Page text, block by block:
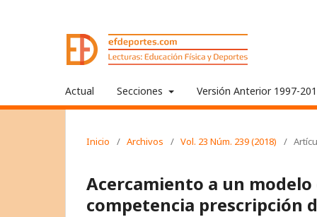
Actual Secciones Versión Anterior 1997-
Inicio / Archivos / Vol. 23 Núm. 239 (2018) /
Acercamiento a un
competencia prescripción